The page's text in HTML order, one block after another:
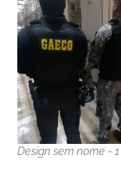
Design sem nome - 1